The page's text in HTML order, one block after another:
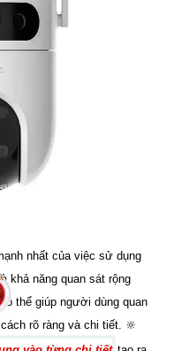
nhất của việc sử dụng
khả năng quan sát rộng
thể giúp người dùng quan
rõ ràng và chi tiết. 🔆